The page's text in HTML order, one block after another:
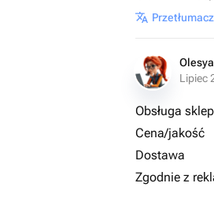
Olesya
Lipiec
Obsługa
Cena/jakość
Dostawa
Zgodnie z